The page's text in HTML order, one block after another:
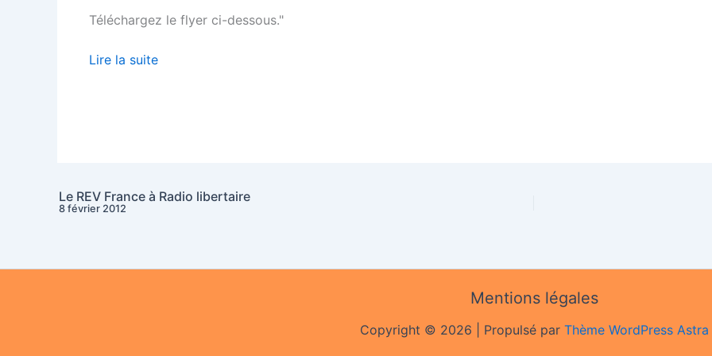
Téléchargez le flyer ci-dessous."
Lire la suite
Le REV France à Radio libertaire
8 février 2012
Mentions légales
Copyright © 2026 | Propulsé par Thème WordPress Astra